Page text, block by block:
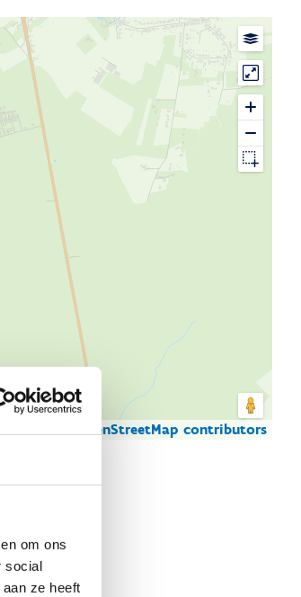
om ons
social
ze heeft
© OpenStreetMap contributors